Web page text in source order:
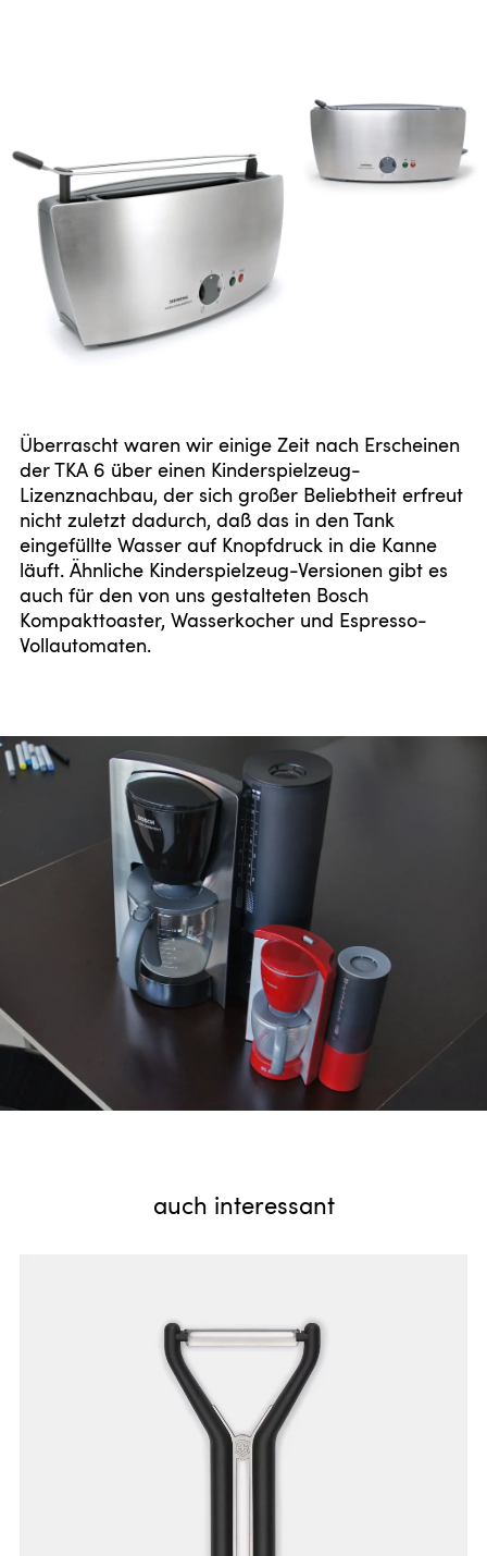
Form Loves Function.
Klare Gliederung der Funktionsbereiche. Abnehmbare
"Wassersäule" und Portalcharakter für Filter und Kanne.
Kaffeemaschine für Bosch und Siemens Hausgeräte.
Überrascht waren wir einige Zeit nach Erscheinen
der TKA 6 über einen Kinderspielzeug-
Lizenznachbau, der sich großer Beliebtheit erfreut
nicht zuletzt dadurch, daß das in den Tank
eingefüllte Wasser auf Knopfdruck in die Kanne
läuft. Ähnliche Kinderspielzeug-Versionen gibt es
auch für den von uns gestalteten Bosch
Kompakttoaster, Wasserkocher und Espresso-
Vollautomaten.
auch interessant